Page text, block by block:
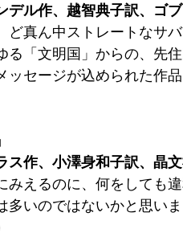
デル作、越智典子訳、ゴ
ど真ん中ストレートなサ
る「文明国」からの、先
ッセージが込められた作品
ス作、小澤身和子訳、晶
みえるのに、何をしても
多いのではないかと思い